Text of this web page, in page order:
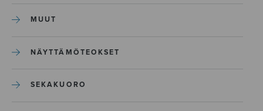
MUUT
NÄYTTÄMÖTEOKSET
SEKAKUORO